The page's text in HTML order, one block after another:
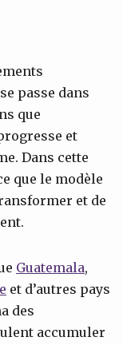
passe dans
que
et
Dans cette
que le modèle
et de
Guatemala,
et d’autres pays
des
accumuler